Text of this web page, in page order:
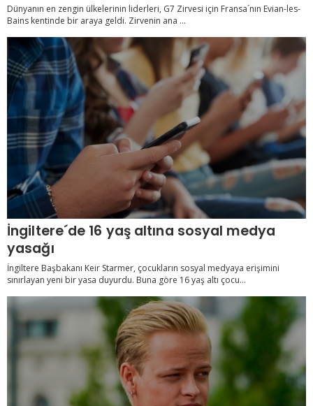
Dünyanın en zengin ülkelerinin liderleri, G7 Zirvesi için Fransa´nın Evian-les-
Bains kentinde bir araya geldi. Zirvenin ana ...
İngiltere´de 16 yaş altına sosyal medya
yasağı
İngiltere Başbakanı Keir Starmer, çocukların sosyal medyaya erişimini
sınırlayan yeni bir yasa duyurdu. Buna göre 16 yaş altı çocu...